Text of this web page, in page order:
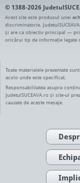
© 1388-2026
Acest site este produsul unei
discriminatorie.
și are ca obiectiv principal —
oricărui tip de informație legate
Toate materialele prezentate
acolo unde este specificat.
Responsabilitatea asupra
JudetulSUCEAVA.ro și site-ul
cauzate de aceste mesaje.